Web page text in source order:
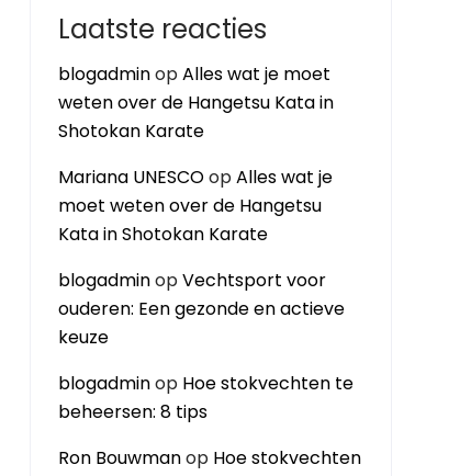
Laatste reacties
blogadminopAlles wat je moet
weten over de Hangetsu Kata in
Shotokan Karate
Mariana UNESCOopAlles wat je
moet weten over de Hangetsu
Kata in Shotokan Karate
blogadminopVechtsport voor
ouderen: Een gezonde en actieve
keuze
blogadminop Hoe stokvechten te
beheersen: 8 tips
Ron Bouwmanop Hoe stokvechten